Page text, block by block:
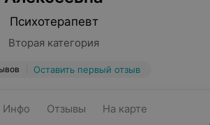
Психотерапевт
Вторая категория
Оставить первый отзыв
Инфо Отзывы На карте